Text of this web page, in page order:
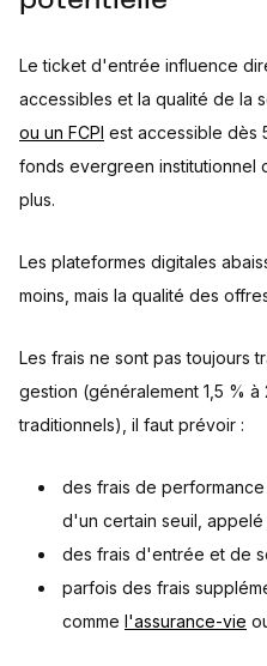
Le ticket d'entrée influence
accessibles et la qualité de la
ou un FCPI est accessible dès
fonds evergreen institutionnel
plus.
Les plateformes digitales
moins, mais la qualité des
Les frais ne sont pas toujours
gestion (généralement 1,5 %
traditionnels), il faut prévoir :
des frais de
d'un certain seuil, appelé
des frais d'entrée et de
parfois des frais
comme l'assurance-vie